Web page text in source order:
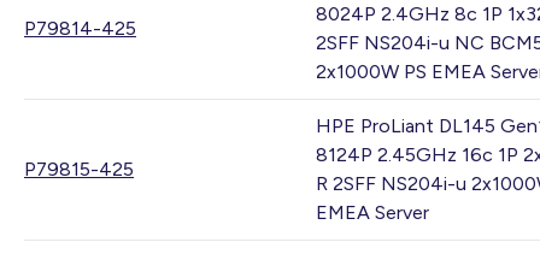
P79814-425
8024P 2.4GHz 8c 1P
2SFF NS204i-u NC
2x1000W PS EMEA
P79815-425
HPE ProLiant DL145
8124P 2.45GHz 16c 1P
R 2SFF NS204i-u
EMEA Server